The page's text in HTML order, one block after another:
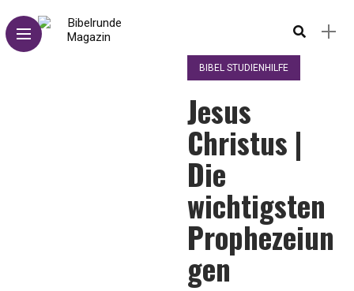
BIBEL STUDIENHILFE
Jesus
Christus |
Die
wichtigsten
Prophezeiun
gen